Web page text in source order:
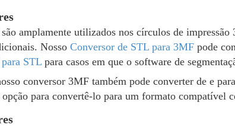
amplamente utilizados nos círculos de
Nosso Conversor de STL para 3MF pode
STL para casos em que o software de
conversor 3MF também pode converter de e
para convertê-lo para um formato compatível